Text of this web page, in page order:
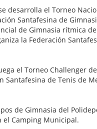
desarrolla el Torneo
Santafesina de
de Gimnasia rítmica
la Federación
el Torneo Challenger
Santafesina de Tenis de
de Gimnasia del
el Camping Municipal.